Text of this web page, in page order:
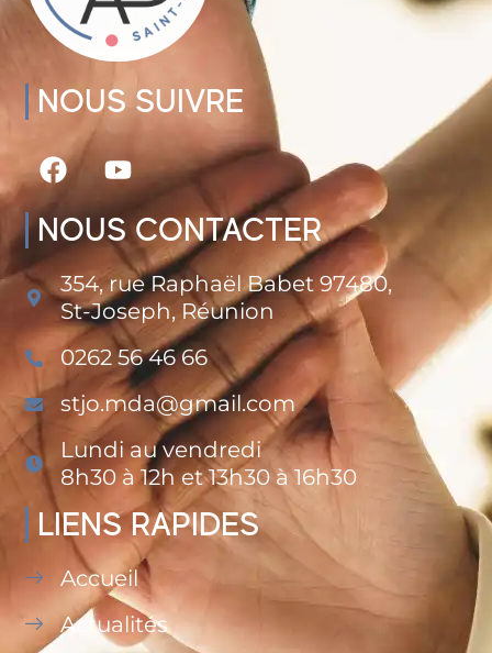
NOUS SUIVRE
NOUS CONTACTER
354, rue Raphaël Babet 97480,
St-Joseph, Réunion
0262 56 46 66
stjo.mda@gmail.com
Lundi au vendredi
8h30 à 12h et 13h30 à 16h30
LIENS RAPIDES
Accueil
Actualités